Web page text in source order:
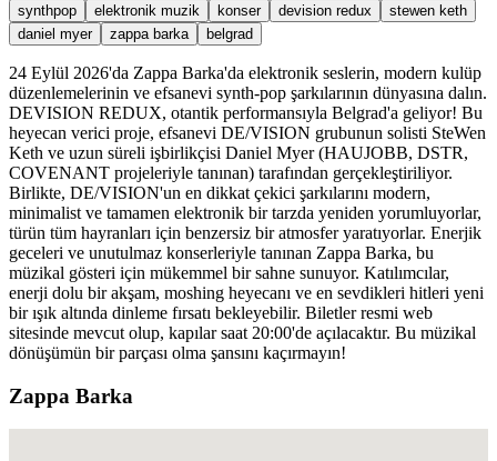
synthpop
elektronik muzik konser devision redux
stewen keth
daniel myer
zappa barka belgrad
24 Eylül 2026'da Zappa Barka'da elektronik seslerin, modern kulüp
düzenlemelerinin ve efsanevi synth-pop şarkılarının dünyasına dalın.
DEVISION REDUX, otantik performansıyla Belgrad'a geliyor! Bu
heyecan verici proje, efsanevi DE/VISION grubunun solisti SteWen
Keth ve uzun süreli işbirlikçisi Daniel Myer (HAUJOBB, DSTR,
COVENANT projeleriyle tanınan) tarafından gerçekleştiriliyor.
Birlikte, DE/VISION'un en dikkat çekici şarkılarını modern,
minimalist ve tamamen elektronik bir tarzda yeniden yorumluyorlar,
türün tüm hayranları için benzersiz bir atmosfer yaratıyorlar. Enerjik
geceleri ve unutulmaz konserleriyle tanınan Zappa Barka, bu
müzikal gösteri için mükemmel bir sahne sunuyor. Katılımcılar,
enerji dolu bir akşam, moshing heyecanı ve en sevdikleri hitleri yeni
bir ışık altında dinleme fırsatı bekleyebilir. Biletler resmi web
sitesinde mevcut olup, kapılar saat 20:00'de açılacaktır. Bu müzikal
dönüşümün bir parçası olma şansını kaçırmayın!
Zappa Barka